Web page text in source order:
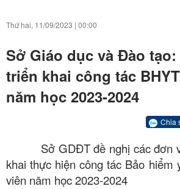
Thứ hai, 11/09/2023 | 00:00
Sở Giáo dục và Đào
triển khai công tác
năm học 2023-2024
Chia
Sở GDĐT đề nghị các đơn vị
khai thực hiện công tác Bảo hiểm
viên năm học 2023-2024